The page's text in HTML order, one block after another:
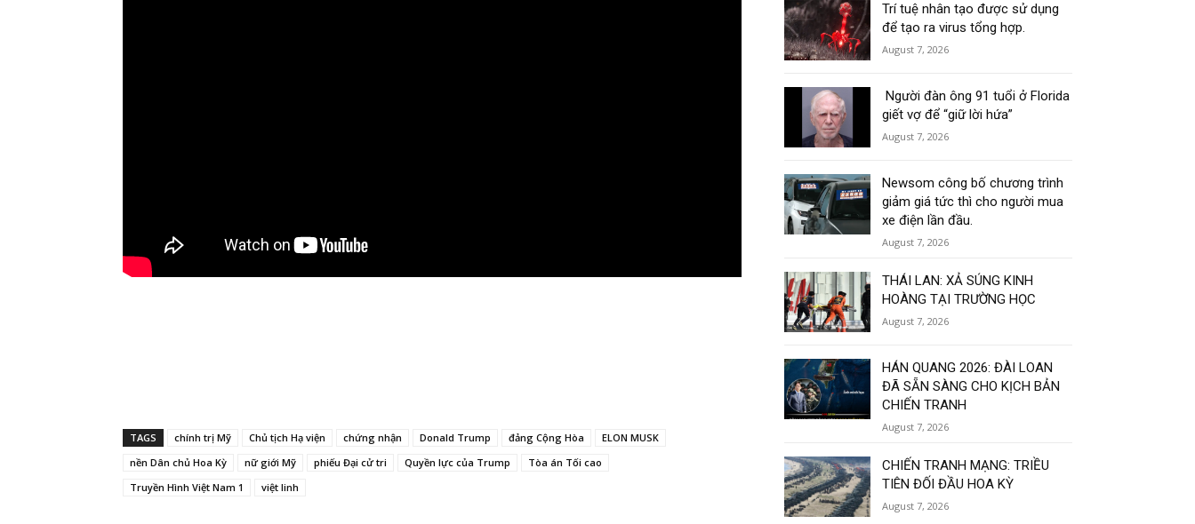
TAGS chính trị Mỹ Chủ tịch Hạ viện chứng nhận Donald Trump đảng Cộng Hòa
ELON MUSK
nền Dân chủ Hoa Kỳ
nữ giới Mỹ phiếu Đại cử tri Quyền lực của Trump
Tòa án Tối cao
Truyền Hình Việt Nam 1
việt linh
Trí tuệ nhân tạo được sử dụng
để tạo ra virus tổng hợp.
August 7, 2026
Người đàn ông 91 tuổi ở Florida
giết vợ để “giữ lời hứa”
August 7, 2026
Newsom công bố chương trình
giảm giá tức thì cho người mua
xe điện lần đầu.
August 7, 2026
THÁI LAN: XẢ SÚNG KINH
HOÀNG TẠI TRƯỜNG HỌC
August 7, 2026
HÁN QUANG 2026: ĐÀI LOAN
ĐÃ SẴN SÀNG CHO KỊCH BẢN
CHIẾN TRANH
August 7, 2026
CHIẾN TRANH MẠNG: TRIỀU
TIÊN ĐỐI ĐẦU HOA KỲ
August 7, 2026